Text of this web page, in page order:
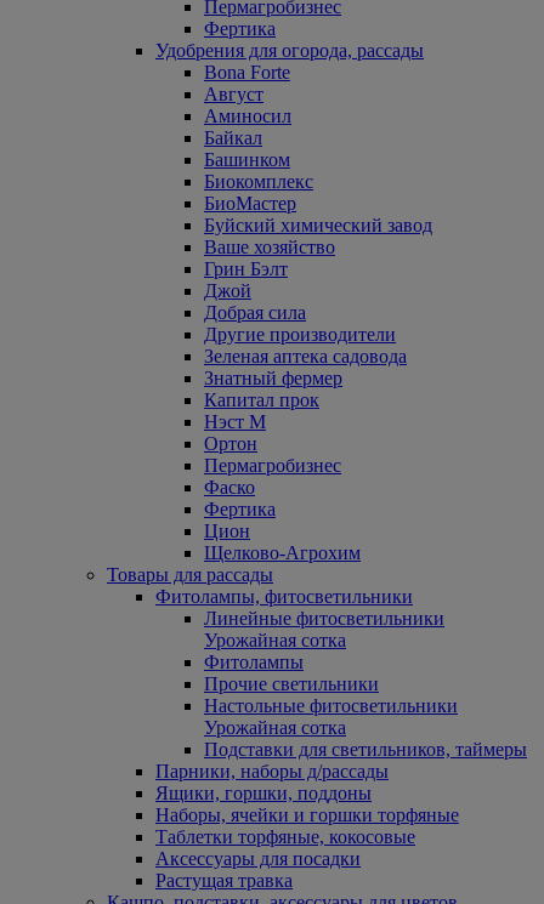
Пермагробизнес
Фертика
Удобрения для огорода, рассады
Bona Forte
Август
Аминосил
Байкал
Башинком
Биокомплекс
БиоМастер
Буйский химический завод
Ваше хозяйство
Грин Бэлт
Джой
Добрая сила
Другие производители
Зеленая аптека садовода
Знатный фермер
Капитал прок
Нэст М
Ортон
Пермагробизнес
Фаско
Фертика
Цион
Щелково-Агрохим
Товары для рассады
Фитолампы, фитосветильники
Линейные фитосветильники
Урожайная сотка
Фитолампы
Прочие светильники
Настольные фитосветильники
Урожайная сотка
Подставки для светильников, таймеры
Парники, наборы д/рассады
Ящики, горшки, поддоны
Наборы, ячейки и горшки торфяные
Таблетки торфяные, кокосовые
Аксессуары для посадки
Растущая травка